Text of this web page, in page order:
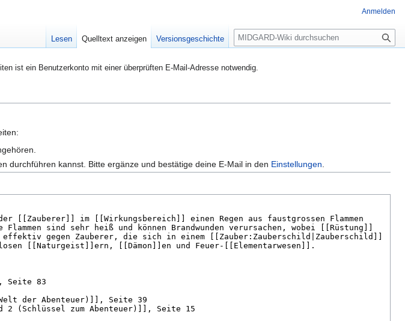
ist ein Benutzerkonto mit einer überprüften E-Mail-Adresse notwendig.
durchführen kannst. Bitte ergänze und bestätige deine E-Mail in den Einstellungen
Anmelden
Lesen Quelltext anzeigen Versionsgeschichte
S
u
h